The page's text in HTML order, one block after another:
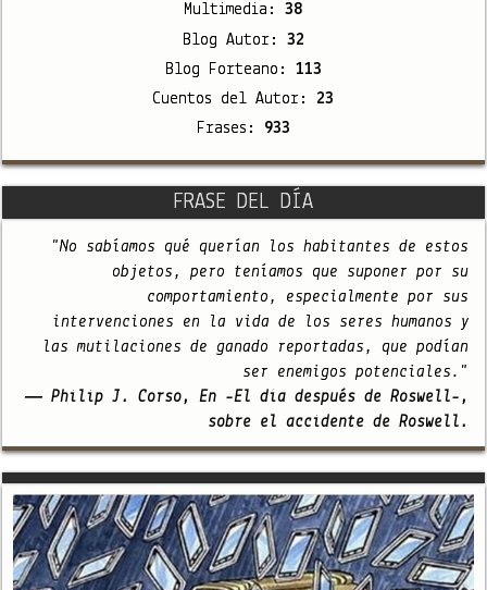
Multimedia:38
Blog Autor: 32
Blog Forteano: 113
Cuentos del Autor: 23
Frases: 933
FRASE DEL DÍA
"No sabíamos qué querían los habitantes de estos
objetos, pero teníamos que suponer por su
comportamiento, especialmente por sus
intervenciones en la vida de los seres humanos y
las mutilaciones de ganado reportadas, que podían
ser enemigos potenciales."
— Philip J. Corso, En -El día después de Roswell-,
sobre el accidente de Roswell.